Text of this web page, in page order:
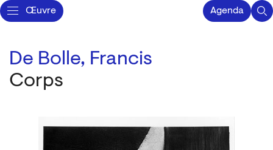
Œuvre Agenda
De Bolle, Francis
Corps